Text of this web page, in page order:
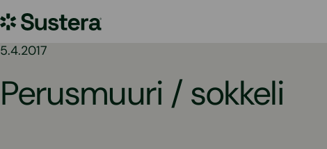
sisältöön
Sustera
5.4.2017
Perusmuuri / sokkeli